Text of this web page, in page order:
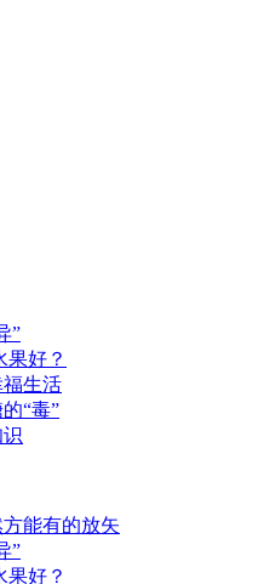
”
果好？
生活
“毒”
能有的放矢
”
果好？